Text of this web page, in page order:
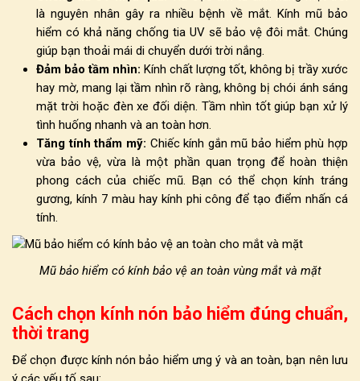
là nguyên nhân gây ra nhiều bệnh về mắt. Kính mũ bảo
hiểm có khả năng chống tia UV sẽ bảo vệ đôi mắt. Chúng
giúp bạn thoải mái di chuyển dưới trời nắng.
Đảm bảo tầm nhìn: Kính chất lượng tốt, không bị trầy xước
hay mờ, mang lại tầm nhìn rõ ràng, không bị chói ánh sáng
mặt trời hoặc đèn xe đối diện. Tầm nhìn tốt giúp bạn xử lý
tình huống nhanh và an toàn hơn.
Tăng tính thẩm mỹ: Chiếc kính gắn mũ bảo hiểm phù hợp
vừa bảo vệ, vừa là một phần quan trọng để hoàn thiện
phong cách của chiếc mũ. Bạn có thể chọn kính tráng
gương, kính 7 màu hay kính phi công để tạo điểm nhấn cá
tính.
Mũ bảo hiểm có kính bảo vệ an toàn vùng mắt và mặt
Cách chọn kính nón bảo hiểm đúng chuẩn,
thời trang
Để chọn được kính nón bảo hiểm ưng ý và an toàn, bạn nên lưu